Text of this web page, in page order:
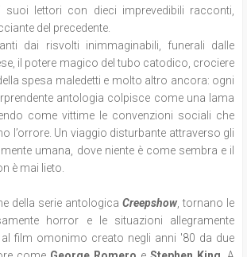
suoi lettori con dieci imprevedibili racconti,
del precedente.
dai risvolti inimmaginabili, funerali dalle
il potere magico del tubo catodico, crociere
spesa maledetti e molto altro ancora: ogni
antologia colpisce come una lama
come vittime le convenzioni sociali che
l’orrore. Un viaggio disturbante attraverso gli
umana, dove niente è come sembra e il
è mai lieto.
della serie antologica Creepshow, tornano le
horror e le situazioni allegramente
film omonimo creato negli anni '80 da due